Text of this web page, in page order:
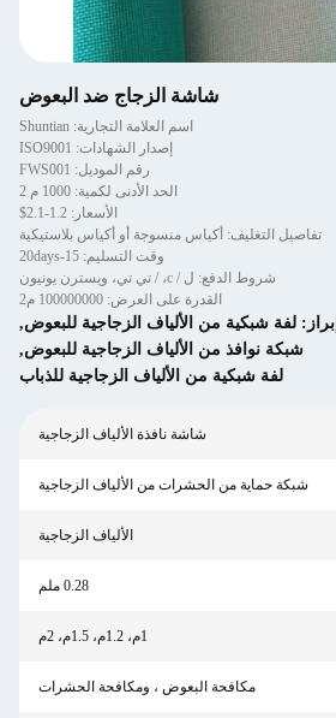
شاشة الزجاج ضد البعوض
اسم العلامة التجارية: Shuntian
إصدار الشهادات: ISO9001
رقم الموديل: FWS001
الحد الأدنى لكمية: 1000 م 2
الأسعار: 1.2-2.1$
تفاصيل التغليف: أكياس منسوجة أو أكياس بلاستيكية
وقت التسليم: 15-20days
شروط الدفع: ل / c، / تي تي، ويسترن يونيون
القدرة على العرض: 100000000 م2
إبراز: لفة شبكية من الألياف الزجاجية للبعوض,
شبكة نوافذ من الألياف الزجاجية للبعوض,
لفة شبكية من الألياف الزجاجية للذباب
شاشة نافذة الألياف الزجاجية
شبكة حماية من الحشرات من الألياف الزجاجية
الألياف الزجاجية
0.28 ملم
1م، 1.2م، 1.5م، 2م
مكافحة البعوض ، ومكافحة الحشرات